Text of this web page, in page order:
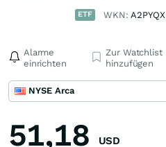
ETF WKN:A2PYQX
Alarme
einrichten
Zur Watchlist
hinzufügen
NYSE Arca
51,18 USD